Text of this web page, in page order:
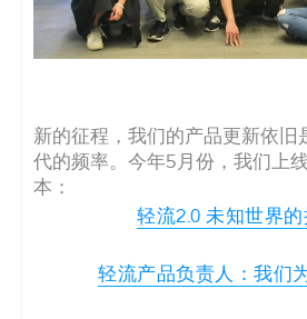
新的征程，我们的产品更新依旧
代的频率。今年5月份，我们上
本：
轻流2.0 未知世界
轻流产品负责人：我们